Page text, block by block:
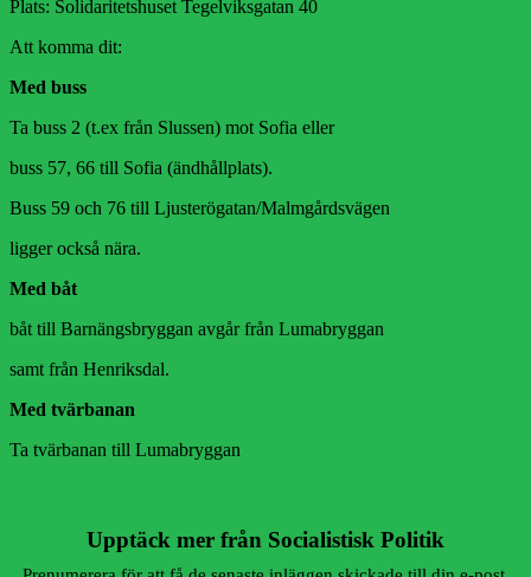
Plats: Solidaritetshuset Tegelviksgatan 40
Att komma dit:
Med buss
Ta buss 2 (t.ex från Slussen) mot Sofia eller
buss 57, 66 till Sofia (ändhållplats).
Buss 59 och 76 till Ljusterögatan/Malmgårdsvägen
ligger också nära.
Med båt
båt till Barnängsbryggan avgår från Lumabryggan
samt från Henriksdal.
Med tvärbanan
Ta tvärbanan till Lumabryggan
Upptäck mer från Socialistisk Politik